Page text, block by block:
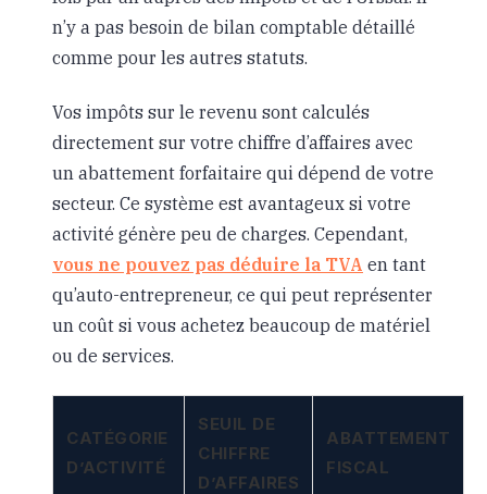
n’y a pas besoin de bilan comptable détaillé
comme pour les autres statuts.
Vos impôts sur le revenu sont calculés
directement sur votre chiffre d’affaires avec
un abattement forfaitaire qui dépend de votre
secteur. Ce système est avantageux si votre
activité génère peu de charges. Cependant,
vous ne pouvez pas déduire la TVA en tant
qu’auto-entrepreneur, ce qui peut représenter
un coût si vous achetez beaucoup de matériel
ou de services.
CATÉGORIE
D’ACTIVITÉ
SEUIL DE
CHIFFRE
D’AFFAIRES
ABATTEMENT
FISCAL